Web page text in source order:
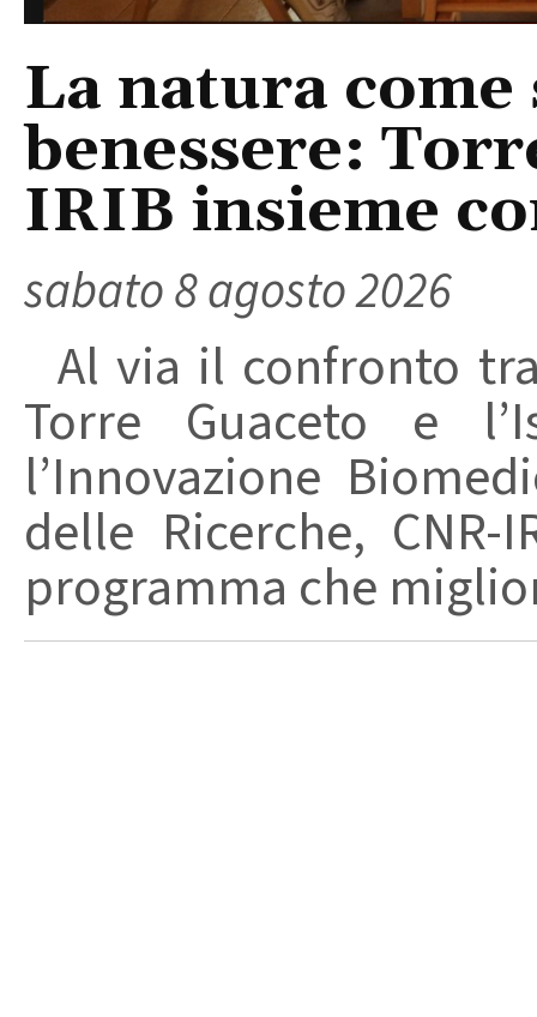
La natura
benessere:
IRIB insieme
sabato 8 agosto 2026
Al via il confronto
Torre Guaceto e
l’Innovazione
delle Ricerche,
programma che